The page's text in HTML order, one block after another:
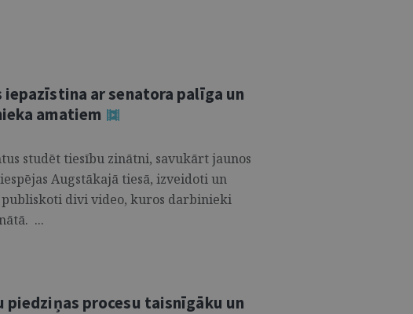
ar senatora palīga un
amatiem
studēt tiesību zinātni, savukārt jaunos
Augstākajā tiesā, izveidoti un
publiskoti divi video, kuros darbinieki
...
piedziņas procesu taisnīgāku un